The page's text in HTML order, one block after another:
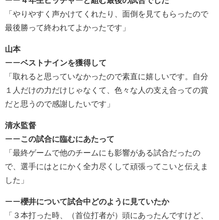
「やりやすく声かけてくれたり、面倒を見てもらったので
最後勝って終われてよかったです」
山本
ーーベストナインを獲得して
「取れると思っていなかったので素直に嬉しいです。自分
１人だけの力だけじゃなくて、色々な人の支え合っての賞
だと思うので感謝したいです」
清水監督
ーーこの試合に臨むにあたって
「最終ゲームで他のチームにも影響がある試合だったの
で、選手にはとにかく全力尽くして頑張ってこいと伝えま
した」
ーー櫻井について試合中どのように見ていたか
「３本打った時、（首位打者が）頭にあったんですけど、